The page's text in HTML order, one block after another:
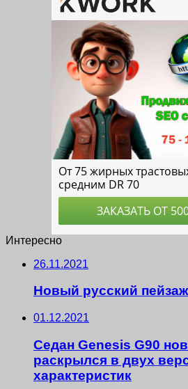
Интересно
26.11.2021
Новый русский
01.12.2021
Седан Genesis G90
раскрылся в двух
характеристик